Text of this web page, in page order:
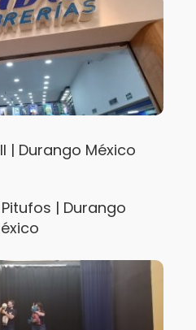
| Durango México
| Durango